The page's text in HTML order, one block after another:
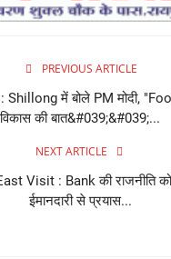
PREVIOUS ARTICLE
Shillong में बोले PM मोदी,
विकास की बात&#039;&#039;...
NEXT ARTICLE
Visit : Bank की राजनीति
ईमानदारी से प्रयास...